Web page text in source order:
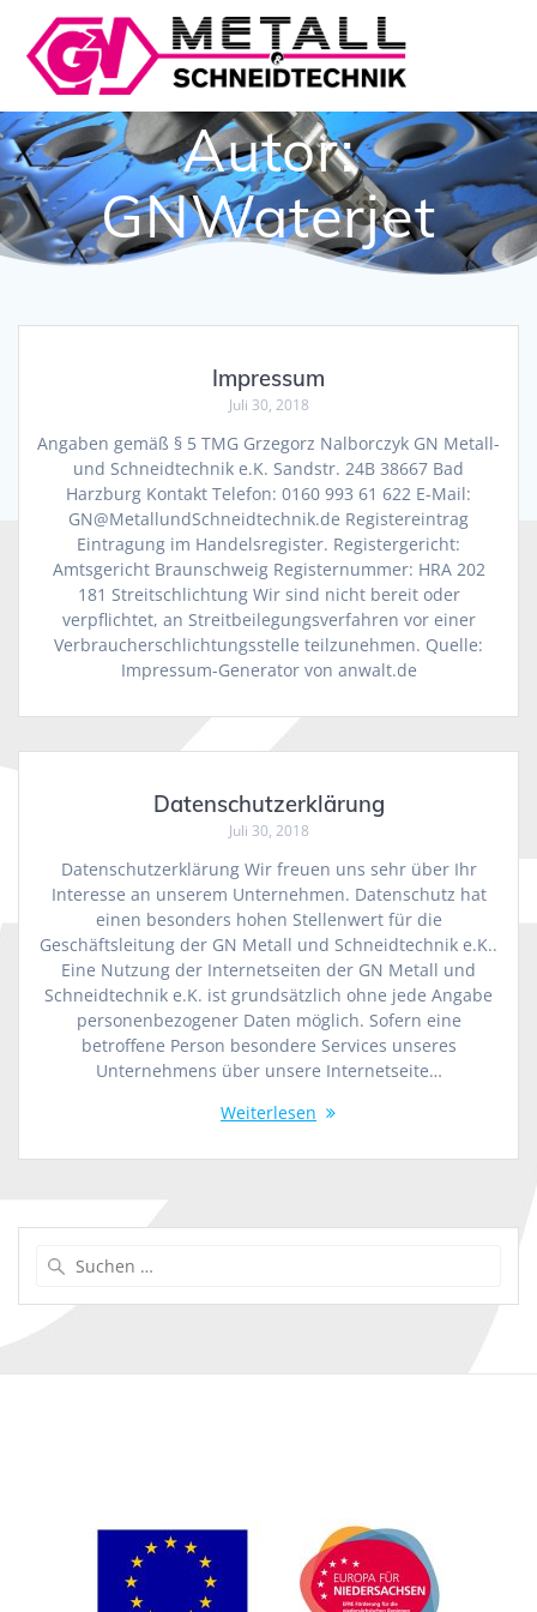
Zum
Inhalt
springen
Autor:
GNWaterjet
Impressum
Juli 30, 2018
Angaben gemäß § 5 TMG Grzegorz Nalborczyk GN Metall-
und Schneidtechnik e.K. Sandstr. 24B 38667 Bad
Harzburg Kontakt Telefon: 0160 993 61 622 E-Mail:
GN@MetallundSchneidtechnik.de Registereintrag
Eintragung im Handelsregister. Registergericht:
Amtsgericht Braunschweig Registernummer: HRA 202
181 Streitschlichtung Wir sind nicht bereit oder
verpflichtet, an Streitbeilegungsverfahren vor einer
Verbraucherschlichtungsstelle teilzunehmen. Quelle:
Impressum-Generator von anwalt.de
Datenschutzerklärung
Juli 30, 2018
Datenschutzerklärung Wir freuen uns sehr über Ihr
Interesse an unserem Unternehmen. Datenschutz hat
einen besonders hohen Stellenwert für die
Geschäftsleitung der GN Metall und Schneidtechnik e.K..
Eine Nutzung der Internetseiten der GN Metall und
Schneidtechnik e.K. ist grundsätzlich ohne jede Angabe
personenbezogener Daten möglich. Sofern eine
betroffene Person besondere Services unseres
Unternehmens über unsere Internetseite…
Weiterlesen